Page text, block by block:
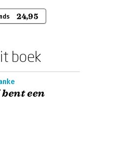
24,95
boek
een